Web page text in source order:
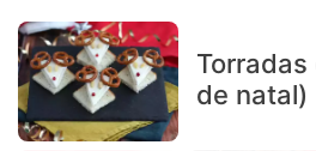
de natal)